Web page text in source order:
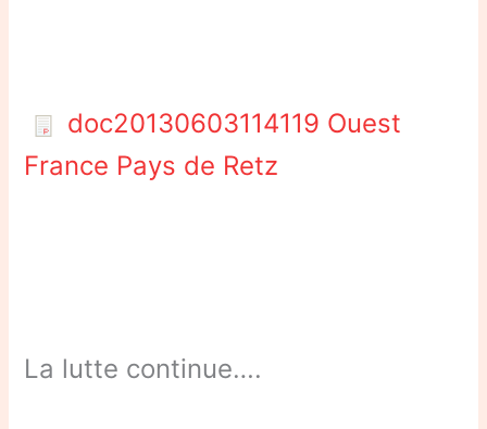
doc20130603114119 Ouest
France Pays de Retz
La lutte continue….